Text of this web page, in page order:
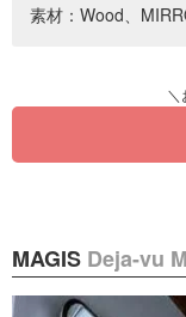
素材：Wood、
MAGIS Deja-vu